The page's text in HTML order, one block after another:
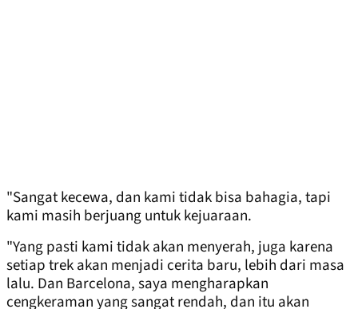
"Sangat kecewa, dan kami tidak bisa bahagia, tapi
kami masih berjuang untuk kejuaraan.
"Yang pasti kami tidak akan menyerah, juga karena
setiap trek akan menjadi cerita baru, lebih dari masa
lalu. Dan Barcelona, saya mengharapkan
cengkeraman yang sangat rendah, dan itu akan